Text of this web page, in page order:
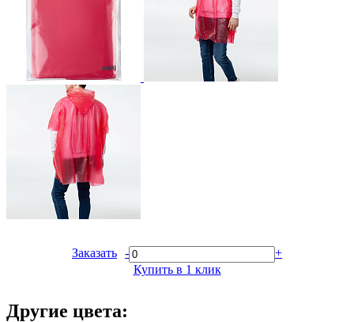
Заказать -
+
Купить в 1 клик
Другие цвета: